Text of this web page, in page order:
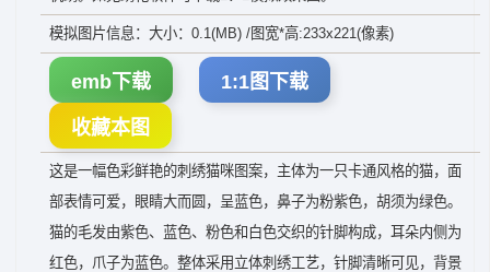
模拟图片信息：大小：0.1(MB) /图宽*高:233x221(像素)
emb下载 1:1图下载
收藏本图
这是一幅色彩鲜艳的刺绣猫咪图案，主体为一只卡通风格的猫，面
部表情可爱，眼睛大而圆，呈蓝色，鼻子为粉紫色，胡须为绿色。
猫的毛发由紫色、蓝色、粉色和白色交织的针脚构成，耳朵内侧为
红色，爪子为蓝色。整体采用立体刺绣工艺，针脚清晰可见，背景